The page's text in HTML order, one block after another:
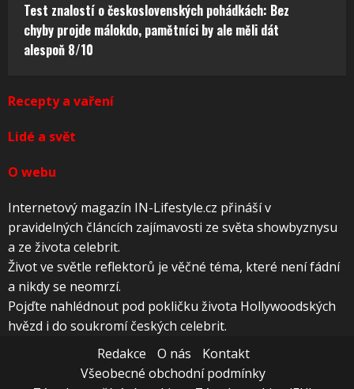
Test znalostí o československých pohádkách: Bez
chyby projde málokdo, pamětníci by ale měli dát
alespoň 8/10
Recepty a vaření
Lidé a svět
O webu
Internetový magazín IN-Lifestyle.cz přináší v
pravidelných článcích zajímavosti ze světa showbyznysu
a ze života celebrit.
Život ve světle reflektorů je věčné téma, které není fádní
a nikdy se neomrzí.
Pojďte nahlédnout pod pokličku života Hollywoodských
hvězd i do soukromí českých celebrit.
Redakce
O nás
Kontakt
Všeobecné obchodní podmínky